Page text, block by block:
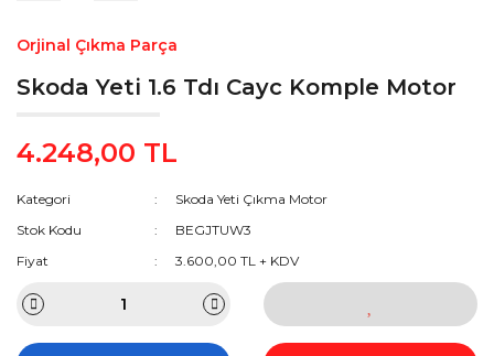
Orjinal Çıkma Parça
Skoda Yeti 1.6 Tdı Cayc Komple Motor
4.248,00 TL
Kategori
Skoda Yeti Çıkma Motor
Stok Kodu
BEGJTUW3
Fiyat
3.600,00 TL + KDV